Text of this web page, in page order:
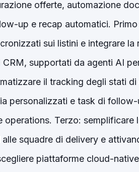
offerte, automazione
up e recap automatici.
sui listini e integrare la
supportati da agenti AI
il tracking degli stati
personalizzati e task di
Terzo: semplificare
squadre di delivery e
piattaforme cloud-